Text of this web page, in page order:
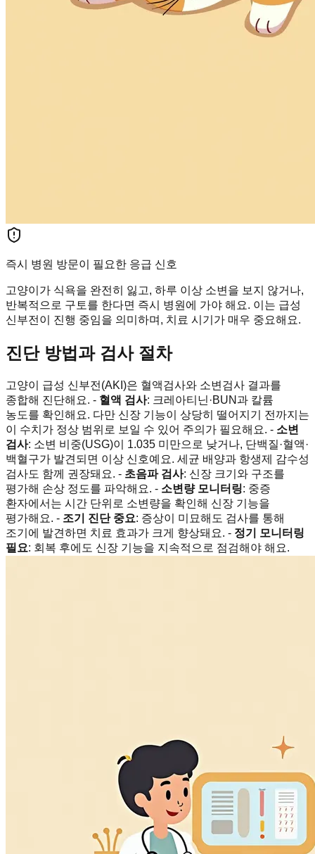
즉시 병원 방문이 필요한 응급 신호
고양이가 식욕을 완전히 잃고, 하루 이상 소변을 보지 않거나,
반복적으로 구토를 한다면 즉시 병원에 가야 해요. 이는 급성
신부전이 진행 중임을 의미하며, 치료 시기가 매우 중요해요.
진단 방법과 검사 절차
고양이 급성 신부전(AKI)은 혈액검사와 소변검사 결과를
종합해 진단해요. - 혈액 검사: 크레아티닌·BUN과 칼륨
농도를 확인해요. 다만 신장 기능이 상당히 떨어지기 전까지는
이 수치가 정상 범위로 보일 수 있어 주의가 필요해요. - 소변
검사: 소변 비중(USG)이 1.035 미만으로 낮거나, 단백질·혈액·
백혈구가 발견되면 이상 신호예요. 세균 배양과 항생제 감수성
검사도 함께 권장돼요. - 초음파 검사: 신장 크기와 구조를
평가해 손상 정도를 파악해요. - 소변량 모니터링: 중증
환자에서는 시간 단위로 소변량을 확인해 신장 기능을
평가해요. - 조기 진단 중요: 증상이 미묘해도 검사를 통해
조기에 발견하면 치료 효과가 크게 향상돼요. - 정기 모니터링
필요: 회복 후에도 신장 기능을 지속적으로 점검해야 해요.